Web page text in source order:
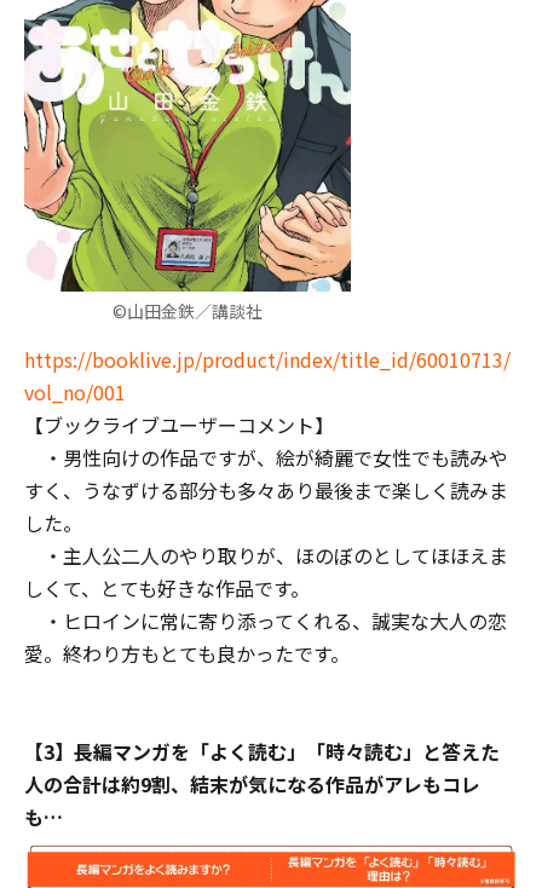
©山田金鉄／講談社
https://booklive.jp/product/index/title_id/60010713/
vol_no/001
【ブックライブユーザーコメント】
・男性向けの作品ですが、絵が綺麗で女性でも読みや
すく、うなずける部分も多々あり最後まで楽しく読みま
した。
・主人公二人のやり取りが、ほのぼのとしてほほえま
しくて、とても好きな作品です。
・ヒロインに常に寄り添ってくれる、誠実な大人の恋
愛。終わり方もとても良かったです。
【3】長編マンガを「よく読む」「時々読む」と答えた
人の合計は約9割、結末が気になる作品がアレもコレ
も…